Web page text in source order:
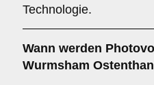
Technologie.
Wann werden
Wurmsham